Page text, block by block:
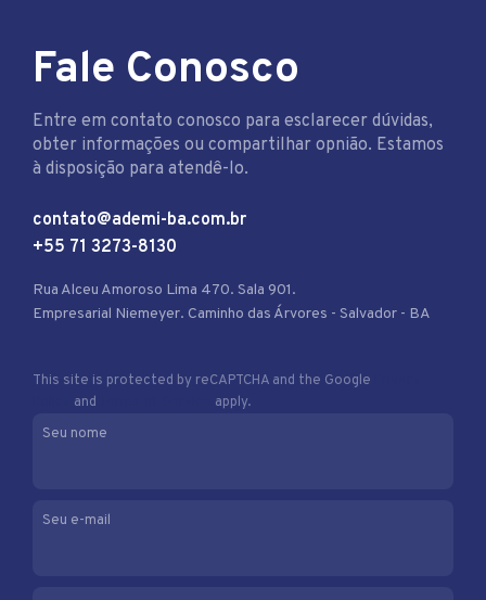
Fale Conosco
Entre em contato conosco para esclarecer dúvidas,
obter informações ou compartilhar opnião. Estamos
à disposição para atendê-lo.
contato@ademi-ba.com.br
+55 71 3273-8130
Rua Alceu Amoroso Lima 470. Sala 901.
Empresarial Niemeyer. Caminho das Árvores - Salvador - BA
This site is protected by reCAPTCHA and the Google
and
apply.
Seu nome
Seu e-mail